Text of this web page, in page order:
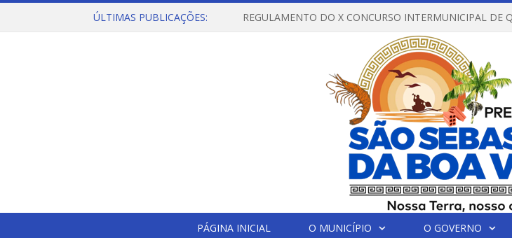
ÚLTIMAS PUBLICAÇÕES:
PÁGINA INICIAL O MUNICÍPIO O GOVERNO